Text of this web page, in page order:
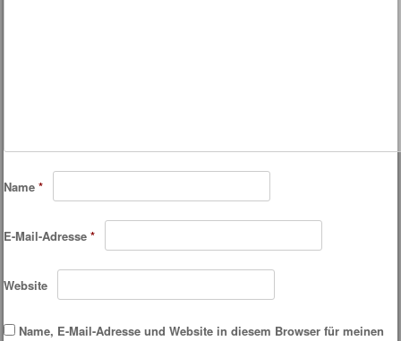
Name*
E-Mail-Adresse*
Website
Name, E-Mail-Adresse und Website in diesem Browser für meinen